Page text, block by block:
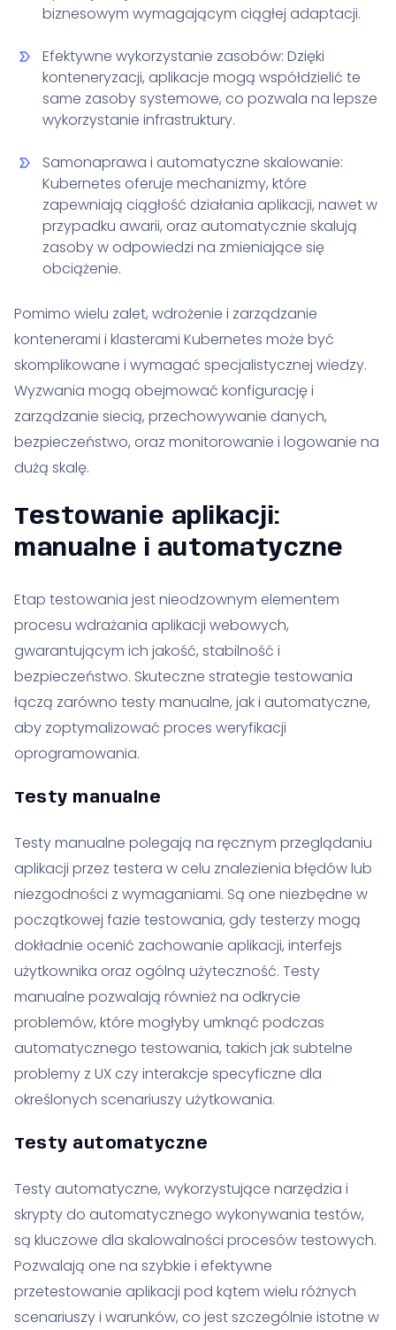
biznesowym wymagającym ciągłej adaptacji.
Efektywne wykorzystanie zasobów: Dzięki
konteneryzacji, aplikacje mogą współdzielić te
same zasoby systemowe, co pozwala na lepsze
wykorzystanie infrastruktury.
Samonaprawa i automatyczne skalowanie:
Kubernetes oferuje mechanizmy, które
zapewniają ciągłość działania aplikacji, nawet w
przypadku awarii, oraz automatycznie skalują
zasoby w odpowiedzi na zmieniające się
obciążenie.
Pomimo wielu zalet, wdrożenie i zarządzanie
kontenerami i klasterami Kubernetes może być
skomplikowane i wymagać specjalistycznej wiedzy.
Wyzwania mogą obejmować konfigurację i
zarządzanie siecią, przechowywanie danych,
bezpieczeństwo, oraz monitorowanie i logowanie na
dużą skalę.
Testowanie aplikacji:
manualne i automatyczne
Etap testowania jest nieodzownym elementem
procesu wdrażania aplikacji webowych,
gwarantującym ich jakość, stabilność i
bezpieczeństwo. Skuteczne strategie testowania
łączą zarówno testy manualne, jak i automatyczne,
aby zoptymalizować proces weryfikacji
oprogramowania.
Testy manualne
Testy manualne polegają na ręcznym przeglądaniu
aplikacji przez testera w celu znalezienia błędów lub
niezgodności z wymaganiami. Są one niezbędne w
początkowej fazie testowania, gdy testerzy mogą
dokładnie ocenić zachowanie aplikacji, interfejs
użytkownika oraz ogólną użyteczność. Testy
manualne pozwalają również na odkrycie
problemów, które mogłyby umknąć podczas
automatycznego testowania, takich jak subtelne
problemy z UX czy interakcje specyficzne dla
określonych scenariuszy użytkowania.
Testy automatyczne
Testy automatyczne, wykorzystujące narzędzia i
skrypty do automatycznego wykonywania testów,
są kluczowe dla skalowalności procesów testowych.
Pozwalają one na szybkie i efektywne
przetestowanie aplikacji pod kątem wielu różnych
scenariuszy i warunków, co jest szczególnie istotne w